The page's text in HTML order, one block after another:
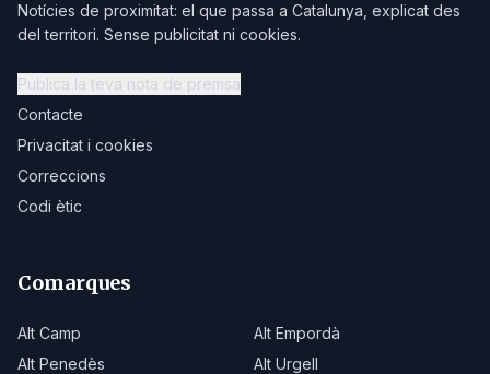
Notícies de proximitat: el que passa a Catalunya, explicat des
del territori. Sense publicitat ni cookies.
Publica la teva nota de premsa
Contacte
Privacitat i cookies
Correccions
Codi ètic
Comarques
Alt Camp
Alt Empordà
Alt Penedès
Alt Urgell